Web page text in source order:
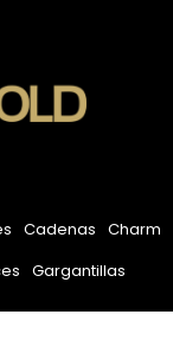
Cadenas Charm
Gargantillas